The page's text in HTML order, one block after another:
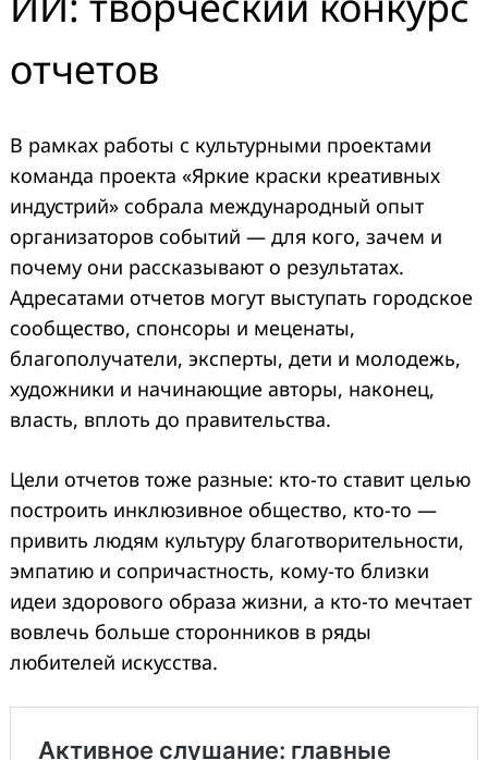
отчетов
В рамках работы с культурными проектами
команда проекта «Яркие краски креативных
индустрий» собрала международный опыт
организаторов событий — для кого, зачем и
почему они рассказывают о результатах.
Адресатами отчетов могут выступать городское
сообщество, спонсоры и меценаты,
благополучатели, эксперты, дети и молодежь,
художники и начинающие авторы, наконец,
власть, вплоть до правительства.
Цели отчетов тоже разные: кто-то ставит целью
построить инклюзивное общество, кто-то —
привить людям культуру благотворительности,
эмпатию и сопричастность, кому-то близки
идеи здорового образа жизни, а кто-то мечтает
вовлечь больше сторонников в ряды
любителей искусства.